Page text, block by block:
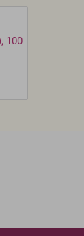
100